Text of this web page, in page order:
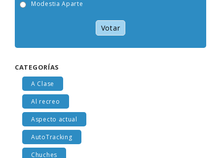
Modestia Aparte
Votar
CATEGORÍAS
A Clase
Al recreo
Aspecto actual
AutoTracking